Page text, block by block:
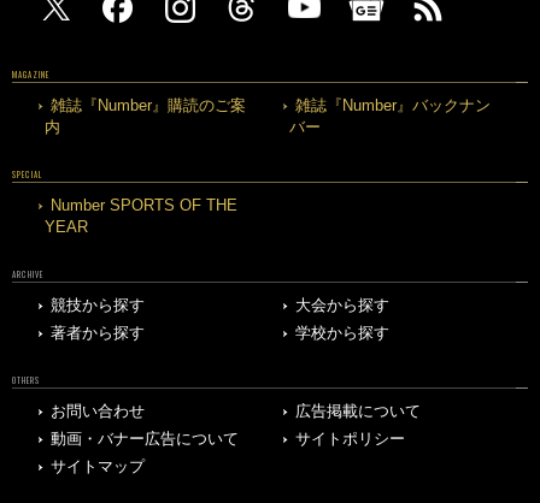
MAGAZINE
雑誌『Number』購読のご案
内
雑誌『Number』バックナン
バー
SPECIAL
Number SPORTS OF THE
YEAR
ARCHIVE
競技から探す
大会から探す
著者から探す
学校から探す
OTHERS
お問い合わせ
広告掲載について
動画・バナー広告について
サイトポリシー
サイトマップ